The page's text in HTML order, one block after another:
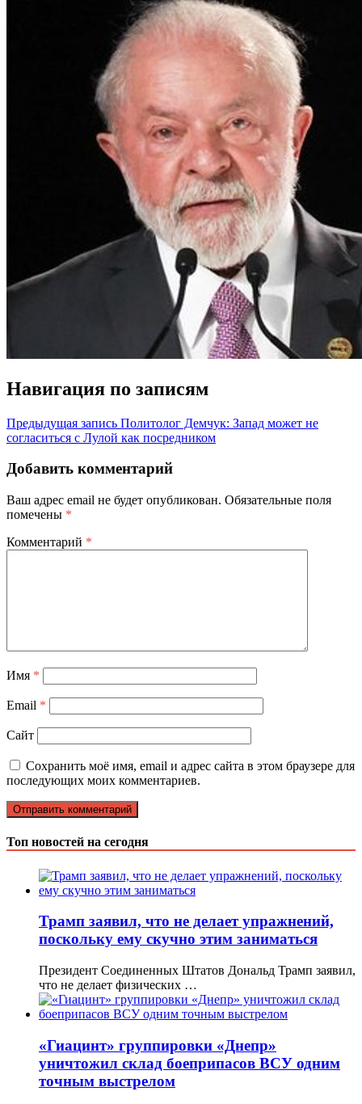
Навигация по записям
Предыдущая запись Политолог Демчук: Запад может не
согласиться с Лулой как посредником
Добавить комментарий
Ваш адрес email не будет опубликован. Обязательные поля
помечены *
Комментарий *
Имя *
Email *
Сайт
Сохранить моё имя, email и адрес сайта в этом браузере для
последующих моих комментариев.
Топ новостей на сегодня
Трамп заявил, что не делает упражнений,
поскольку ему скучно этим заниматься
Президент Соединенных Штатов Дональд Трамп заявил,
что не делает физических …
«Гиацинт» группировки «Днепр»
уничтожил склад боеприпасов ВСУ одним
точным выстрелом